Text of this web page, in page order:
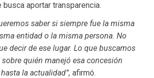
busca aportar transparencia.
saber si siempre fue la misma
entidad o la misma persona. No
decir de ese lugar. Lo que buscamos
quién manejó esa concesión
la actualidad”, afirmó.